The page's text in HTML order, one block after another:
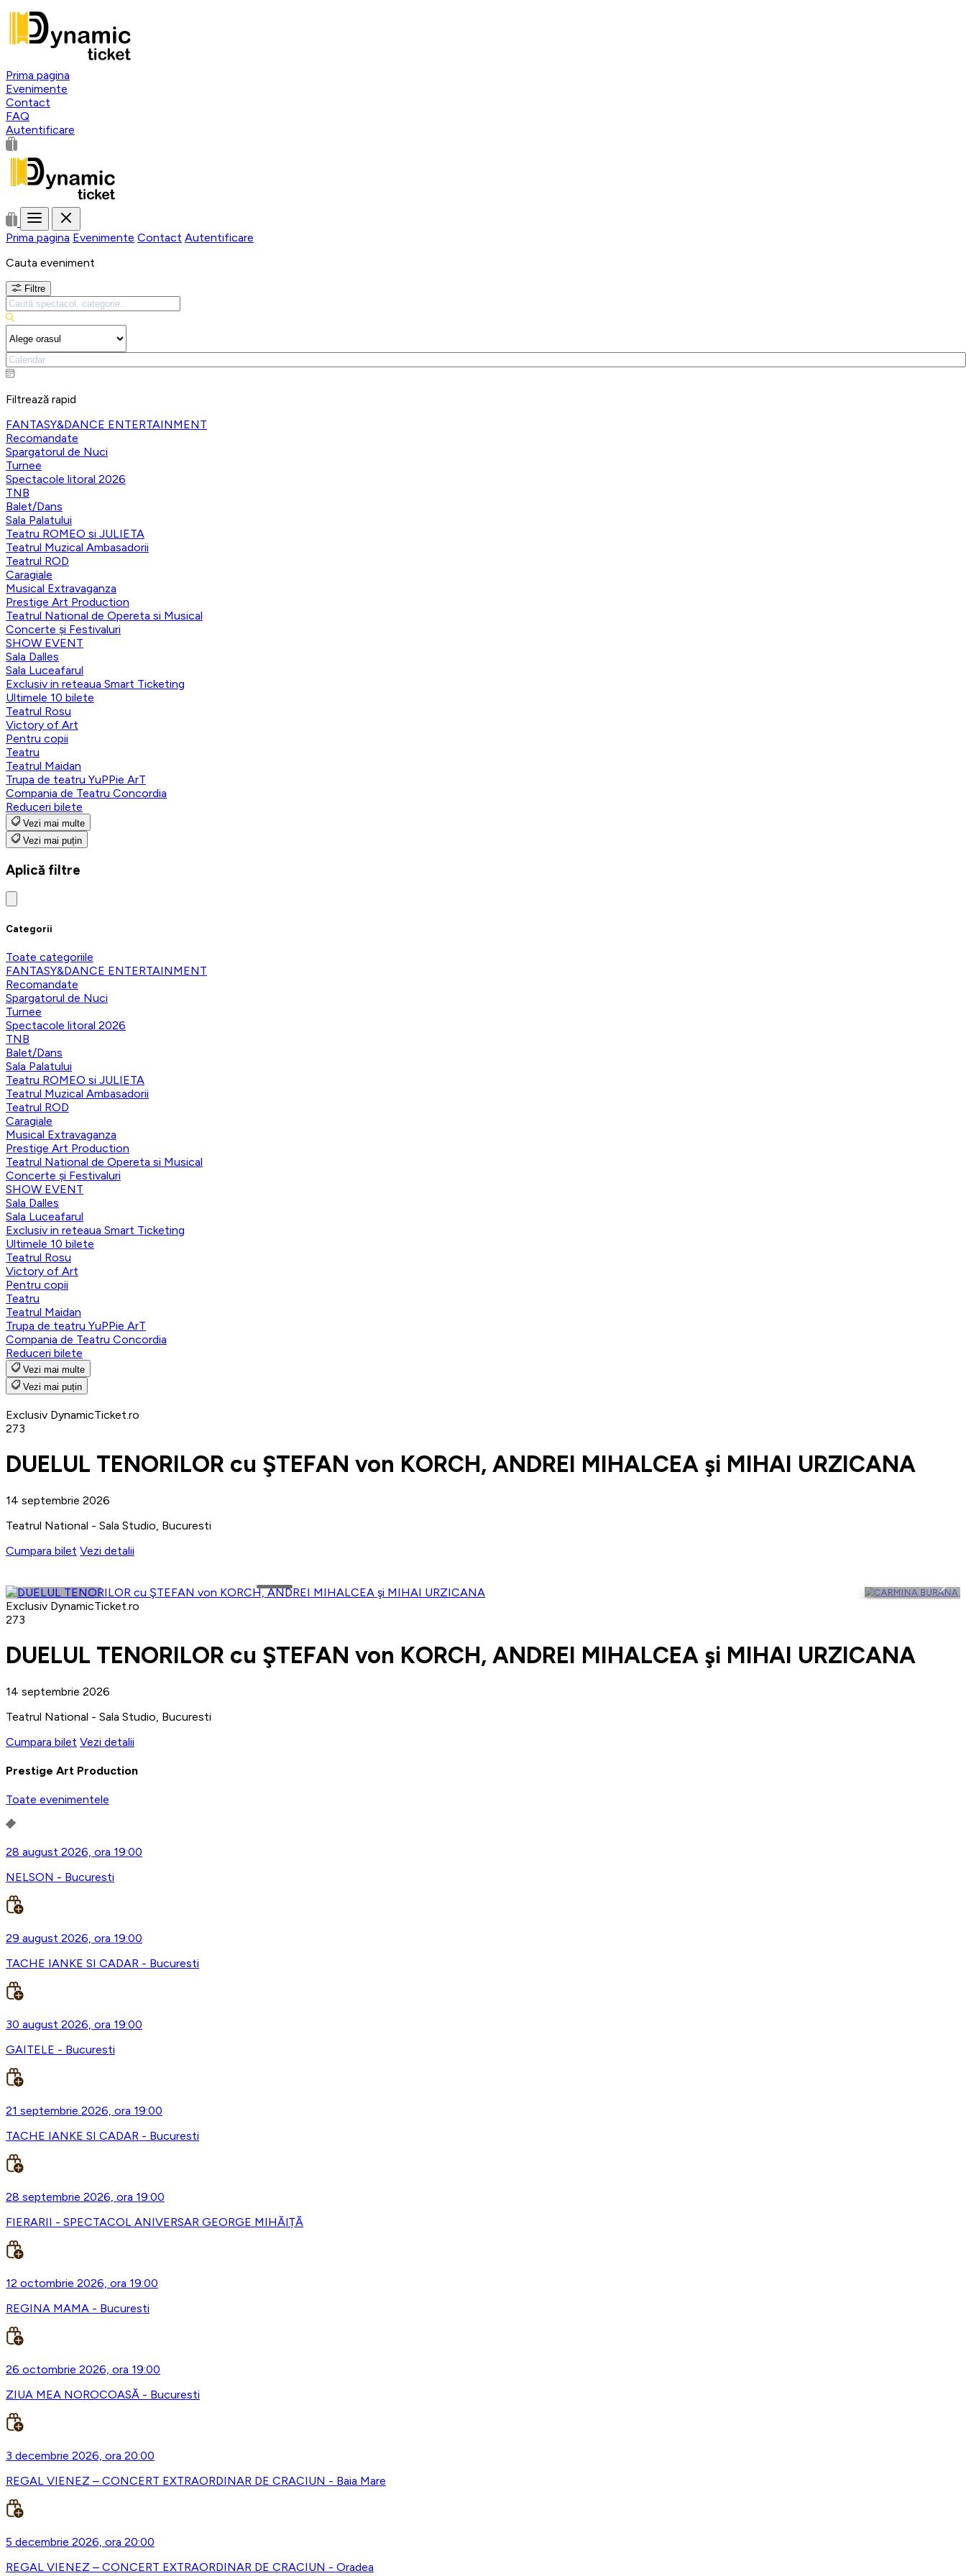
Prima pagina
Evenimente
Contact
FAQ
Autentificare
Prima pagina Evenimente Contact Autentificare
Cauta eveniment
Filtre
Filtrează rapid
FANTASY&DANCE ENTERTAINMENT
Recomandate
Spargatorul de Nuci
Turnee
Spectacole litoral 2026
TNB
Balet/Dans
Sala Palatului
Teatru ROMEO si JULIETA
Teatrul Muzical Ambasadorii
Teatrul ROD
Caragiale
Musical Extravaganza
Prestige Art Production
Teatrul National de Opereta si Musical
Concerte și Festivaluri
SHOW EVENT
Sala Dalles
Sala Luceafarul
Exclusiv in reteaua Smart Ticketing
Ultimele 10 bilete
Teatrul Rosu
Victory of Art
Pentru copii
Teatru
Teatrul Maidan
Trupa de teatru YuPPie ArT
Compania de Teatru Concordia
Reduceri bilete
Vezi mai multe
Vezi mai puțin
Aplică filtre
Categorii
Toate categoriile
FANTASY&DANCE ENTERTAINMENT
Recomandate
Spargatorul de Nuci
Turnee
Spectacole litoral 2026
TNB
Balet/Dans
Sala Palatului
Teatru ROMEO si JULIETA
Teatrul Muzical Ambasadorii
Teatrul ROD
Caragiale
Musical Extravaganza
Prestige Art Production
Teatrul National de Opereta si Musical
Concerte și Festivaluri
SHOW EVENT
Sala Dalles
Sala Luceafarul
Exclusiv in reteaua Smart Ticketing
Ultimele 10 bilete
Teatrul Rosu
Victory of Art
Pentru copii
Teatru
Teatrul Maidan
Trupa de teatru YuPPie ArT
Compania de Teatru Concordia
Reduceri bilete
Vezi mai multe
Vezi mai puțin
Exclusiv DynamicTicket.ro
273
DUELUL TENORILOR cu ŞTEFAN von KORCH, ANDREI MIHALCEA şi MIHAI URZICANA
14 septembrie 2026
Teatrul National - Sala Studio, Bucuresti
Cumpara bilet Vezi detalii
Exclusiv DynamicTicket.ro
273
DUELUL TENORILOR cu ŞTEFAN von KORCH, ANDREI MIHALCEA şi MIHAI URZICANA
14 septembrie 2026
Teatrul National - Sala Studio, Bucuresti
Cumpara bilet Vezi detalii
Prestige Art Production
Toate evenimentele
28 august 2026, ora 19:00
NELSON - Bucuresti
29 august 2026, ora 19:00
TACHE IANKE SI CADAR - Bucuresti
30 august 2026, ora 19:00
GAITELE - Bucuresti
21 septembrie 2026, ora 19:00
TACHE IANKE SI CADAR - Bucuresti
28 septembrie 2026, ora 19:00
FIERARII - SPECTACOL ANIVERSAR GEORGE MIHĂIȚĂ
12 octombrie 2026, ora 19:00
REGINA MAMA - Bucuresti
26 octombrie 2026, ora 19:00
ZIUA MEA NOROCOASĂ - Bucuresti
3 decembrie 2026, ora 20:00
REGAL VIENEZ – CONCERT EXTRAORDINAR DE CRACIUN - Baia Mare
5 decembrie 2026, ora 20:00
REGAL VIENEZ – CONCERT EXTRAORDINAR DE CRACIUN - Oradea